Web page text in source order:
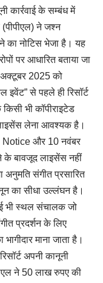
कार्रवाई के सम्बंध में
(पीपीएल) ने जश्न
का नोटिस भेजा है। यह
पर आधारित बताया जा
2025 को
इवेंट” से पहले ही रिसॉर्ट
भी कॉपीराइटेड
लेना आवश्यक है।
और 10 नवंबर
बावजूद लाइसेंस नहीं
अनुमति संगीत प्रसारित
का सीधा उल्लंघन है।
भी स्थल संचालक जो
प्रदर्शन के लिए
माना जाता है।
अपनी कानूनी
ने 50 लाख रुपए की